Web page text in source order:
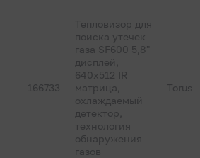
166733
Тепловизор для
поиска утечек
газа SF600 5,8"
дисплей,
640х512 IR
матрица,
охлаждаемый
детектор,
технология
обнаружения
газов
Torus